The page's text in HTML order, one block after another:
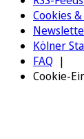
Cookies
Kölner
FAQ
Cookie-